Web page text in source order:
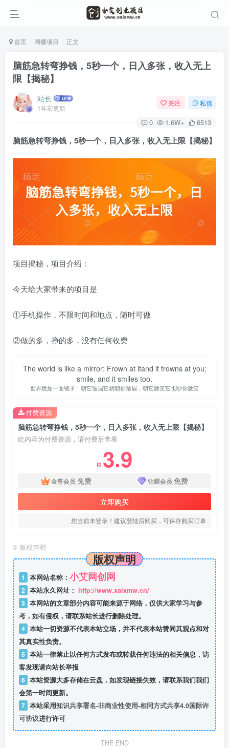
首页 网赚项目 正文
脑筋急转弯挣钱，5秒一个，日入多张，收入无上
限【揭秘】
站长
1年前更新
关注 私信
0 1.6W+ 6513
脑筋急转弯挣钱，5秒一个，日入多张，收入无上限【揭秘】
项目揭秘，项目介绍：
今天给大家带来的项目是
①手机操作，不限时间和地点，随时可做
②做的多，挣的多，没有任何收费
The world is like a mirror: Frown at itand it frowns at you;
smile, and it smiles too.
世界犹如一面镜子：朝它皱眉它就朝你皱眉，朝它微笑它也吵你微笑
脑筋急转弯挣钱，5秒一个，日入多张，收入无上限【揭秘】
此内容为付费资源，请付费后查看
R 3.9
金尊会员 免费 钻耀会员 免费
立即购买
您当前未登录！建议登陆后购买，可保存购买订单
付费资源
© 版权声明
版权声明
1 本网站名称： 小艾网创网
2 本站永久网址： http://www.xaixmw.cn/
3 本网站的文章部分内容可能来源于网络，仅供大家学习与参
考，如有侵权，请联系站长进行删除处理。
4 本站一切资源不代表本站立场，并不代表本站赞同其观点和对
其真实性负责。
5 本站一律禁止以任何方式发布或转载任何违法的相关信息，访
客发现请向站长举报
6 本站资源大多存储在云盘，如发现链接失效，请联系我们我们
会第一时间更新。
7 本站采用知识共享署名-非商业性使用-相同方式共享4.0国际许
可协议进行许可
THE END